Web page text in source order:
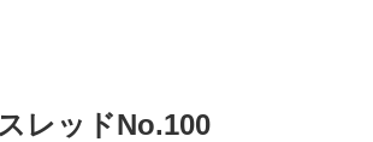
レッドNo.100